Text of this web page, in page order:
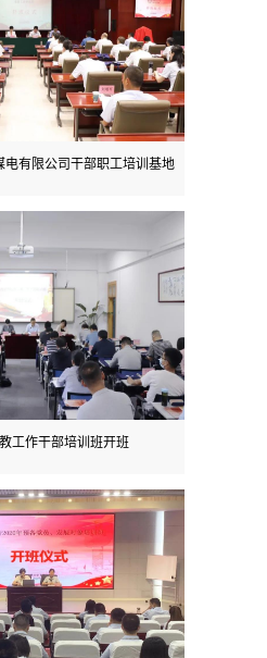
有限公司干部职工培训基地
工作培训班开班
工作干部培训班开班